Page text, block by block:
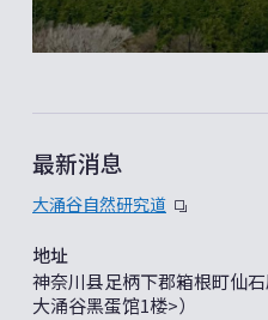
最新消息
大涌谷自然研究道
地址
神奈川县足柄下郡箱根町仙
大涌谷黑蛋馆1楼>）